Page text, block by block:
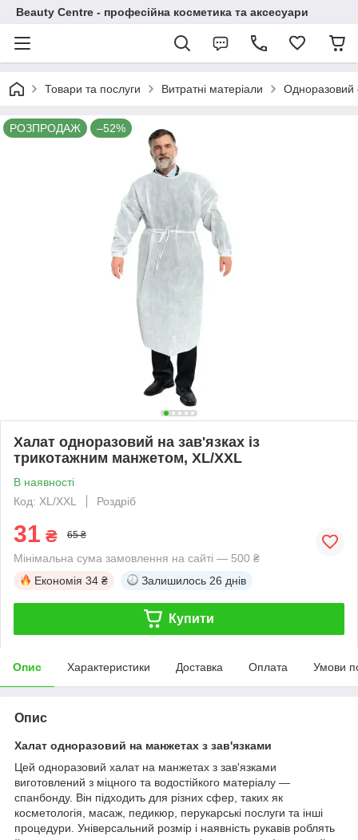
Beauty Centre - професійна косметика та аксесуари
Товари та послуги Витратні матеріали Одноразовий
РОЗПРОДАЖ –52%
Халат одноразовий на зав'язках із
трикотажним манжетом, ХL/XXL
В наявності
Код: ХL/XXL
Роздріб
31 ₴ 65 ₴
Мінімальна сума замовлення на сайті — 500 ₴
Економія 34 ₴ Залишилось 26 днів
Купити
Опис Характеристики Доставка Оплата Умови
Опис
Халат одноразовий на манжетах з зав'язками
Цей одноразовий халат на манжетах з зав'язками
виготовлений з міцного та водостійкого матеріалу —
спанбонду. Він підходить для різних сфер, таких як
косметологія, масаж, педикюр, перукарські послуги та інші
процедури. Універсальний розмір і наявність рукавів роблять